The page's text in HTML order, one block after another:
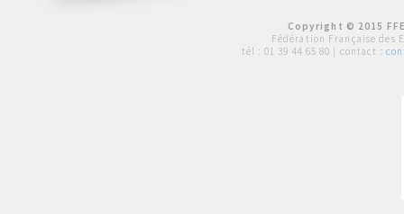
Copyright © 2015
Fédération Française des
tél : 01 39 44 65 80 | contact :